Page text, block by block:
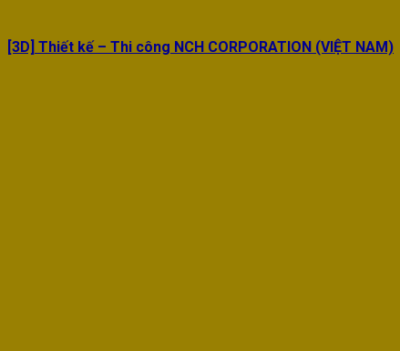
[3D] Thiết kế – Thi công NCH CORPORATION (VIỆT NAM)